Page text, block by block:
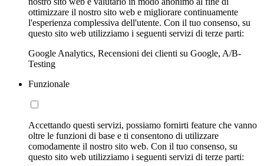
ottimizzare il nostro sito web e migliorare continuamente
l'esperienza complessiva dell'utente. Con il tuo consenso, su
questo sito web utilizziamo i seguenti servizi di terze parti:
Google Analytics, Recensioni dei clienti su Google, A/B-
Testing
Funzionale
Accettando questi servizi, possiamo fornirti feature che vanno
oltre le funzioni di base e ti consentono di utilizzare
comodamente il nostro sito web. Con il tuo consenso, su
questo sito web utilizziamo i seguenti servizi di terze parti: